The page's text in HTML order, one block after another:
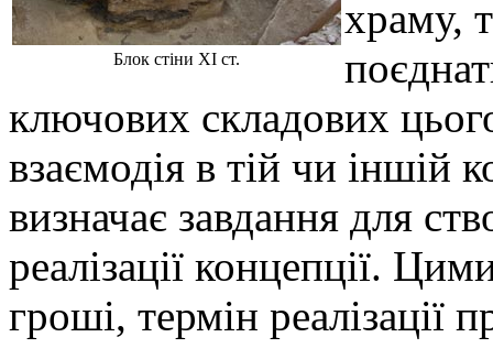
Блок стіни ХІ ст.
храму,
ключових складових
взаємодія в тій чи іншій
визначає завдання для
реалізації концепції.
гроші, термін реалізації